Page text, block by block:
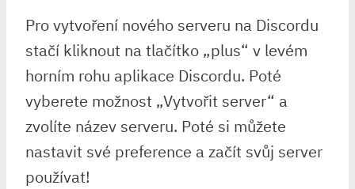
Pro vytvoření nového serveru na Discordu
stačí kliknout na tlačítko „plus“ v levém
horním rohu aplikace Discordu. Poté
vyberete možnost „Vytvořit server“ a
zvolíte název serveru. Poté si můžete
nastavit své preference a začít svůj server
používat!